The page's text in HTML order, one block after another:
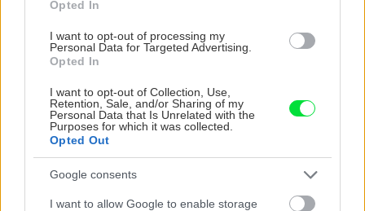
Opted In
I want to opt-out of processing my
Personal Data for Targeted Advertising.
Opted In
I want to opt-out of Collection, Use,
Retention, Sale, and/or Sharing of my
Personal Data that Is Unrelated with the
Purposes for which it was collected.
Opted Out
Google consents
I want to allow Google to enable storage